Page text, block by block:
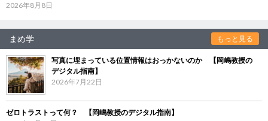
2026年8月8日
まめ学 もっと見る
写真に埋まっている位置情報はおっかないのか 【岡嶋教授の
デジタル指南】
2026年7月22日
ゼロトラストって何？ 【岡嶋教授のデジタル指南】